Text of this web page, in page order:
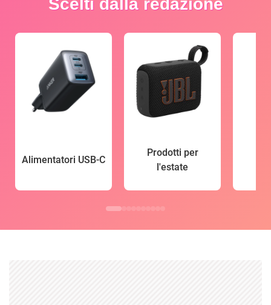
Alimentatori USB-C
Prodotti per
l'estate